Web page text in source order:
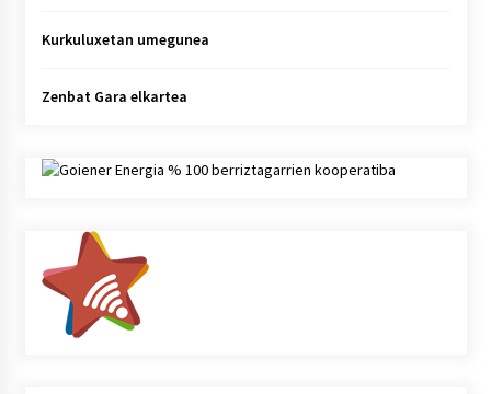
Kurkuluxetan umegunea
Zenbat Gara elkartea